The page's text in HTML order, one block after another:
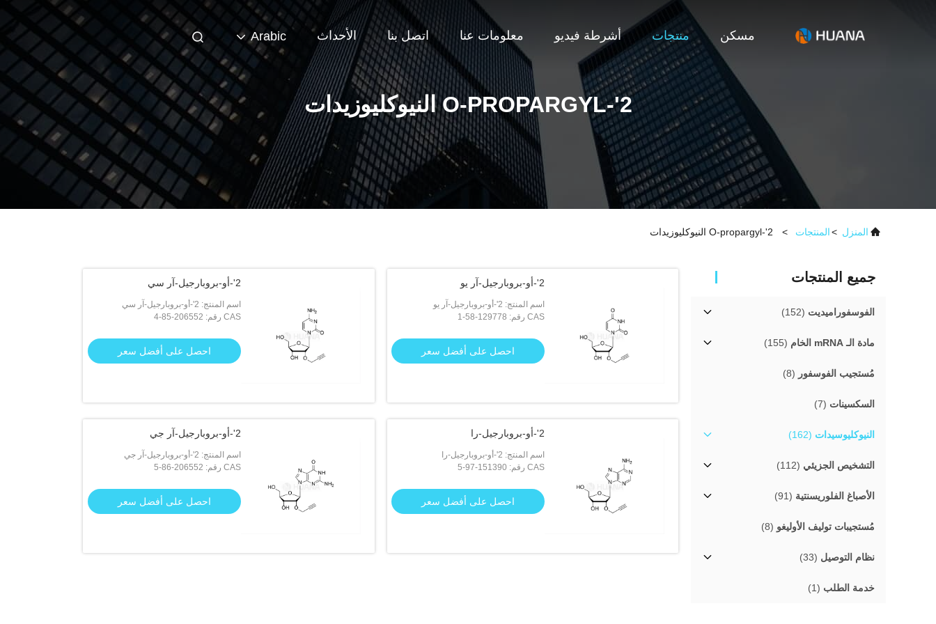
مسكن منتجات أشرطة فيديو معلومات عنا اتصل بنا الأحداث Arabic
2'-O-PROPARGYL النيوكليوزيدات
المنزل >المنتجات > 2'-O-propargyl النيوكليوزيدات
جميع المنتجات
الفوسفوراميديت (152)
مادة الـ mRNA الخام (155)
مُستجيب الفوسفور (8)
السكسينات (7)
النيوكليوسيدات (162)
التشخيص الجزيئي (112)
الأصباغ الفلوريسنتية (91)
مُستجيبات توليف الأوليغو (8)
نظام التوصيل (33)
خدمة الطلب (1)
2'-أو-بروبارجيل-آر يو
اسم المنتج: 2'-أو-بروبارجيل-آر يو
CAS رقم: 129778-58-1
احصل على أفضل سعر
2'-أو-بروبارجيل-آر سي
اسم المنتج: 2'-أو-بروبارجيل-آر سي
CAS رقم: 206552-85-4
احصل على أفضل سعر
2'-أو-بروبارجيل-را
اسم المنتج: 2'-أو-بروبارجيل-را
CAS رقم: 151390-97-5
احصل على أفضل سعر
2'-أو-بروبارجيل-آر جي
اسم المنتج: 2'-أو-بروبارجيل-آر جي
CAS رقم: 206552-86-5
احصل على أفضل سعر